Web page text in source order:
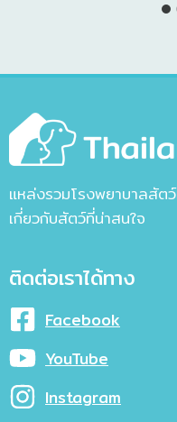
แหล่งรวมโรงพยาบาลสัต
เกี่ยวกับสัตว์ที่น่าสนใจ
ติดต่อเราได้ทาง
Facebook
YouTube
Instagram